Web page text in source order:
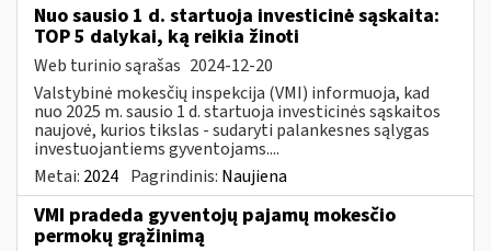
Nuo sausio 1 d. startuoja investicinė sąskaita:
TOP 5 dalykai, ką reikia žinoti
Web turinio sąrašas 2024-12-20
Valstybinė mokesčių inspekcija (VMI) informuoja, kad
nuo 2025 m. sausio 1 d. startuoja investicinės sąskaitos
naujovė, kurios tikslas - sudaryti palankesnes sąlygas
investuojantiems gyventojams....
Metai: 2024 Pagrindinis: Naujiena
VMI pradeda gyventojų pajamų mokesčio
permokų grąžinimą